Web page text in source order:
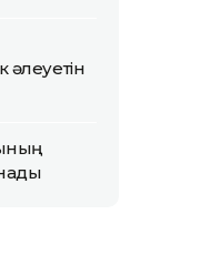
әлеуетін